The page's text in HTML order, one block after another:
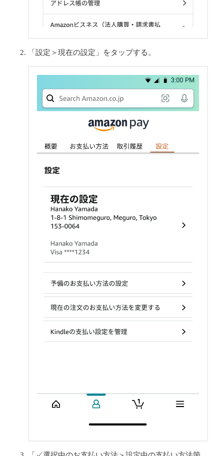
「設定＞現在の設定」をタップする。